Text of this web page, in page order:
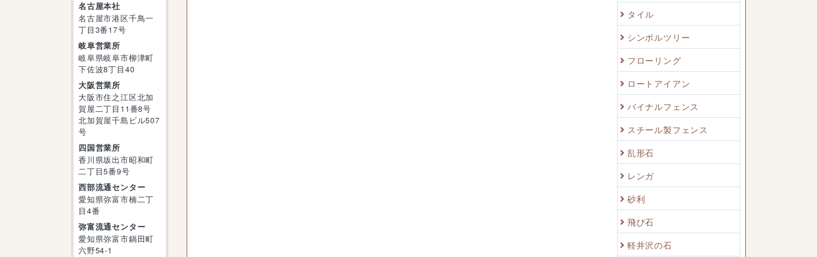
名古屋本社
名古屋市港区千鳥一
丁目3番17号
岐阜営業所
岐阜県岐阜市柳津町
下佐波8丁目40
大阪営業所
大阪市住之江区北加
賀屋二丁目11番8号
北加賀屋千島ビル507
号
四国営業所
香川県坂出市昭和町
二丁目5番9号
西部流通センター
愛知県弥富市楠二丁
目4番
弥富流通センター
愛知県弥富市鍋田町
六野54-1
タイル
シンボルツリー
フローリング
ロートアイアン
バイナルフェンス
スチール製フェンス
乱形石
レンガ
砂利
飛び石
軽井沢の石